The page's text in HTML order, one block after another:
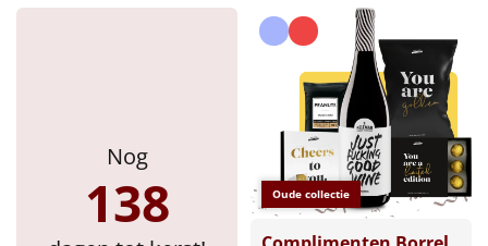
Nog
138 Oude collectie